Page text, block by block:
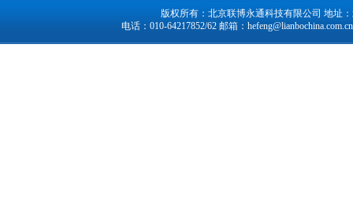
版权所有：北京联博永通科技有限公司 地址
电话：010-64217852/62 邮箱： hefeng@lianbochina.com.cn